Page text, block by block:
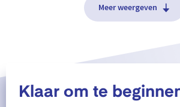
Meer weergeven
Klaar om te